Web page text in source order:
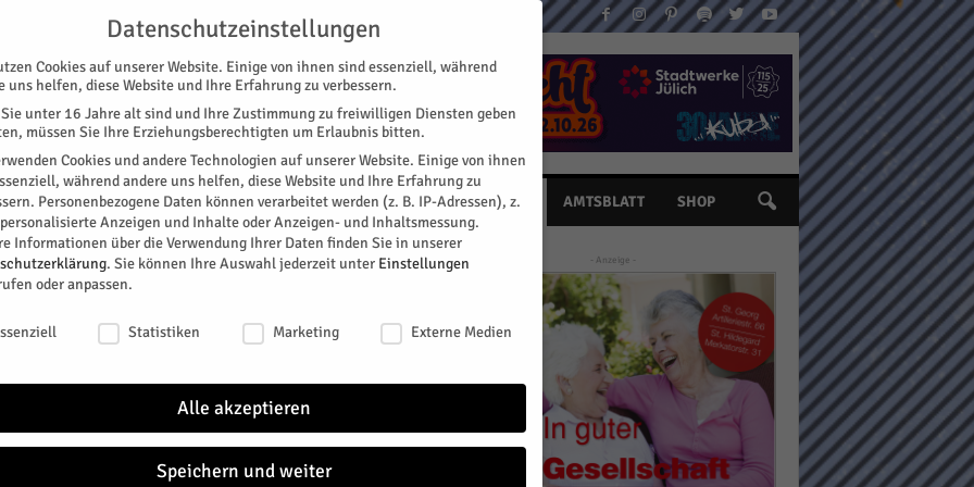
KONTAKT IMPRESSUM
SPEZIAL E-PAPER KINO GALERIE TERMINE AMTSBLATT SHOP
Sprechstunde
- Anzeige -
Datenschutzeinstellungen
Cookies auf unserer Website. Einige von ihnen sind essenziell, während
uns helfen, diese Website und Ihre Erfahrung zu verbessern.
unter 16 Jahre alt sind und Ihre Zustimmung zu freiwilligen Diensten geben
müssen Sie Ihre Erziehungsberechtigten um Erlaubnis bitten.
Cookies und andere Technologien auf unserer Website. Einige von ihnen
während andere uns helfen, diese Website und Ihre Erfahrung zu
Personenbezogene Daten können verarbeitet werden (z. B. IP-Adressen), z.
Anzeigen und Inhalte oder Anzeigen- und Inhaltsmessung.
Informationen über die Verwendung Ihrer Daten finden Sie in unserer
. Sie können Ihre Auswahl jederzeit unter Einstellungen
oder anpassen.
Statistiken Marketing Externe Medien
Alle akzeptieren
Speichern und weiter